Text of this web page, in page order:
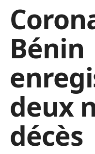
Bénin
deux
décès